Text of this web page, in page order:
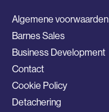
Algemene voorwaarden
Barnes Sales
Business Development
Contact
Cookie Policy
Detachering